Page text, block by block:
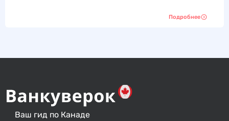
Подробнее
Ваш гид по Канаде